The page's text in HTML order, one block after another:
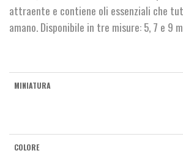
attraente e contiene oli essenziali che
amano. Disponibile in tre misure: 5, 7 e 9